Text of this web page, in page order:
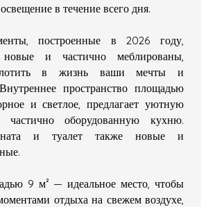
в течение всего дня.
построенные в 2026 году,
новые и частично меблированы,
в жизнь ваши мечты и
пространство площадью
и светлое, предлагает уютную
оборудованную кухню.
и туалет также новые и
9 м² — идеальное место, чтобы
отдыха на свежем воздухе,